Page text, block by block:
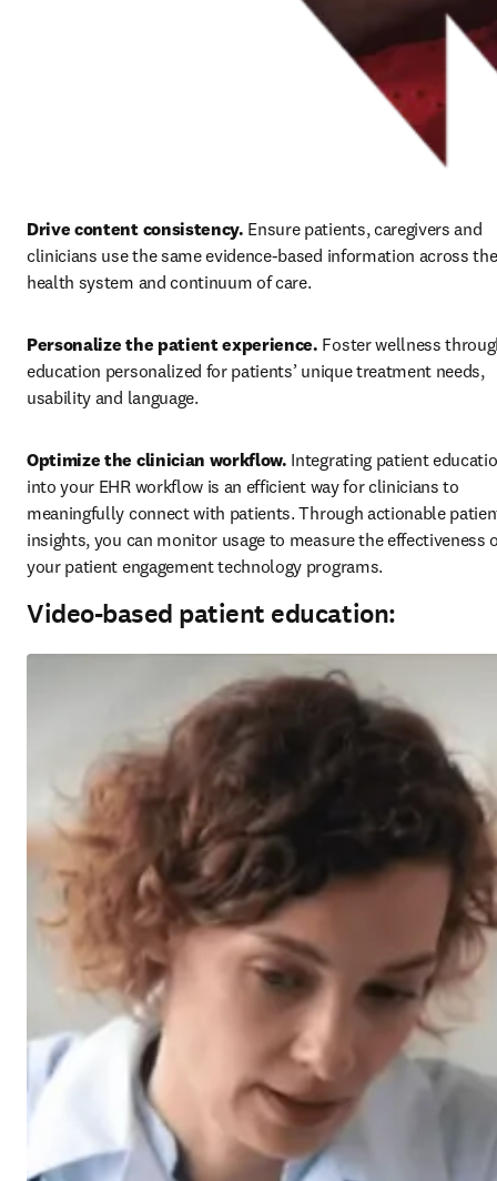
Drive content consistency. Ensure patients, caregivers and
clinicians use the same evidence-based information across the
health system and continuum of care.
Personalize the patient experience. Foster wellness
education personalized for patients’ unique treatment needs,
usability and language.
Optimize the clinician workflow. Integrating patient
into your EHR workflow is an efficient way for clinicians to
meaningfully connect with patients. Through actionable
insights, you can monitor usage to measure the effectiveness
your patient engagement technology programs.
Video-based patient education: